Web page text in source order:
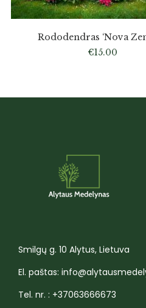
Rododendras ‘Nova
€15.00
Smilgų g. 10 Alytus, Lietuva
El. paštas:
Tel. nr. : +37063666673